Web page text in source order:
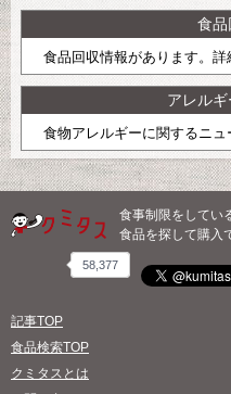
食品
食品回収情報があります。詳
アレル
食物アレルギーに関するニュ
食事制限をしてい
食品を探して購入
58,377
記事TOP
食品検索TOP
クミタスとは